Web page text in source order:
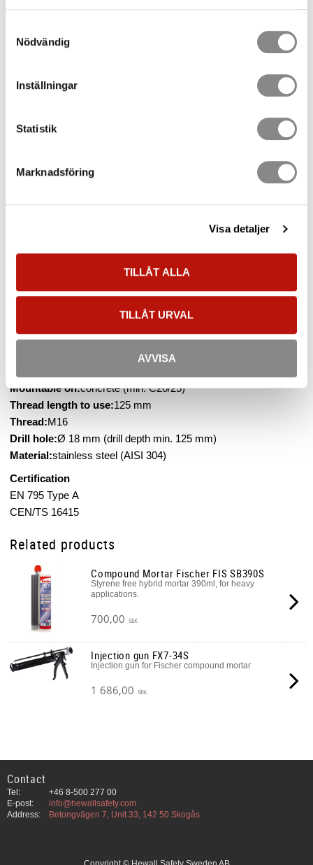
Nödvändig
Inställningar
Statistik
Marknadsföring
Visa detaljer
TILLÅT ALLA
TILLÅT URVAL
AVVISA
User manual EN
Anchor Point M16x125
Stainless steel anchor point for chemical bounding in concrete.
or BEF-110. Certified for 3 persons (incl. 1 person for first aid)
Mountable on:concrete (min. C20/25)
Thread length to use:125 mm
Thread:M16
Drill hole:Ø 18 mm (drill depth min. 125 mm)
Material:stainless steel (AISI 304)
Certification
EN 795 Type A
CEN/TS 16415
Related products
Compound Mortar Fischer FIS SB390S
Styrene free hybrid mortar 390ml, for heavy
applications.
700,00 SEK
Injection gun FX7-34S
Injection gun for Fischer compound mortar
1 686,00 SEK
Contact
Tel:
+46 8-500 277 00
E-post:
info@hewallsafety.com
Address:
Betongvägen 7, Unit 33, 142 50 Skogås